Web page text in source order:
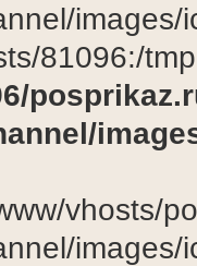
81096:/
vhosts/